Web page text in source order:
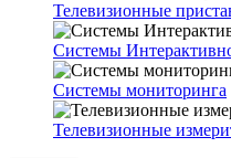
Телевизионные
Системы
Системы мониторинга
Телевизионные